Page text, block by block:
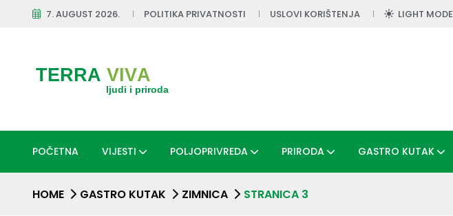
7. AUGUST 2026. POLITIKA PRIVATNOSTI USLOVI KORIŠTENJA LIGHT MODE
POČETNA VIJESTI POLJOPRIVREDA PRIRODA GASTRO KUTAK
HOME GASTRO KUTAK ZIMNICA STRANICA 3